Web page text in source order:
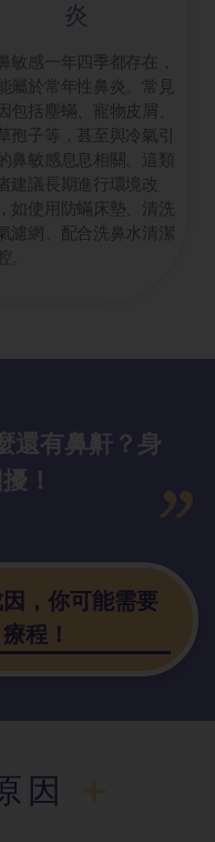
炎
敏感一年四季都存在，
屬於常年性鼻炎。常見
包括塵蟎、寵物皮屑、
孢子等，甚至與冷氣引
鼻敏感息息相關。這類
建議長期進行環境改
如使用防蟎床墊、清洗
濾網、配合洗鼻水清潔
。
還有鼻鼾？身
！
，你可能需要
程！
因